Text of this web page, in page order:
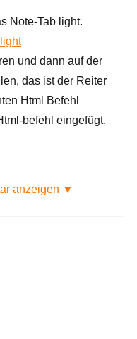
Note-Tab light.
und dann auf der
das ist der Reiter
Html Befehl
befehl eingefügt.
anzeigen ▼